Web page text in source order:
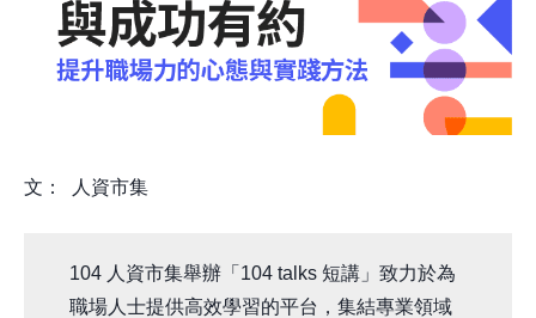
文： 人資市集
104 人資市集舉辦「104 talks 短講」致力於為
職場人士提供高效學習的平台，集結專業領域